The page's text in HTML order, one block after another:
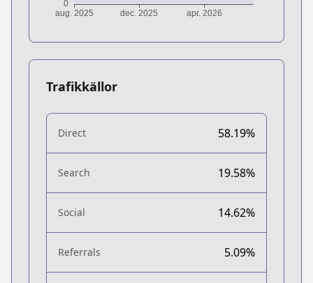
Trafikkällor
Direct 58.19%
Search 19.58%
Social 14.62%
Referrals 5.09%